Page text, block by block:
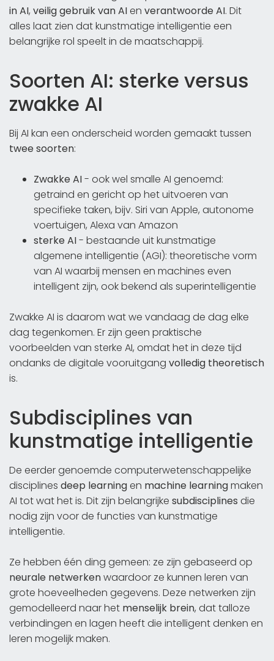
in AI, veilig gebruik van AIen verantwoorde AI. Dit
alles laat zien dat kunstmatige intelligentie een
belangrijke rol speelt in de maatschappij.
Soorten AI: sterke versus
zwakke AI
Bij AI kan een onderscheid worden gemaakt tussen
twee soorten:
Zwakke AI- ook wel smalle AI genoemd:
getraind en gericht op het uitvoeren van
specifieke taken, bijv. Siri van Apple, autonome
voertuigen, Alexa van Amazon
sterke AI- bestaande uit kunstmatige
algemene intelligentie (AGI): theoretische vorm
van AI waarbij mensen en machines even
intelligent zijn, ook bekend als superintelligentie
Zwakke AI is daarom wat we vandaag de dag elke
dag tegenkomen. Er zijn geen praktische
voorbeelden van sterke AI, omdat het in deze tijd
ondanks de digitale vooruitgang volledig theoretisch
is.
Subdisciplines van
kunstmatige intelligentie
De eerder genoemde computerwetenschappelijke
disciplines deep learningen machine learningmaken
AI tot wat het is. Dit zijn belangrijke subdisciplines die
nodig zijn voor de functies van kunstmatige
intelligentie.
Ze hebben één ding gemeen: ze zijn gebaseerd op
neurale netwerkenwaardoor ze kunnen leren van
grote hoeveelheden gegevens. Deze netwerken zijn
gemodelleerd naar het menselijk brein, dat talloze
verbindingen en lagen heeft die intelligent denken en
leren mogelijk maken.